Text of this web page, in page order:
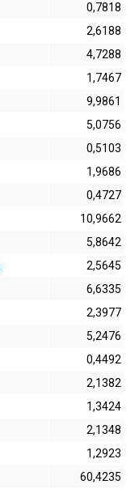
0,7818
2,6188
4,7288
1,7467
9,9861
5,0756
0,5103
1,9686
0,4727
10,9662
5,8642
2,5645
6,6335
2,3977
5,2476
0,4492
2,1382
1,3424
2,1348
1,2923
60,4235